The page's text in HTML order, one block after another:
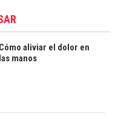
Cómo aliviar el dolor en
las manos